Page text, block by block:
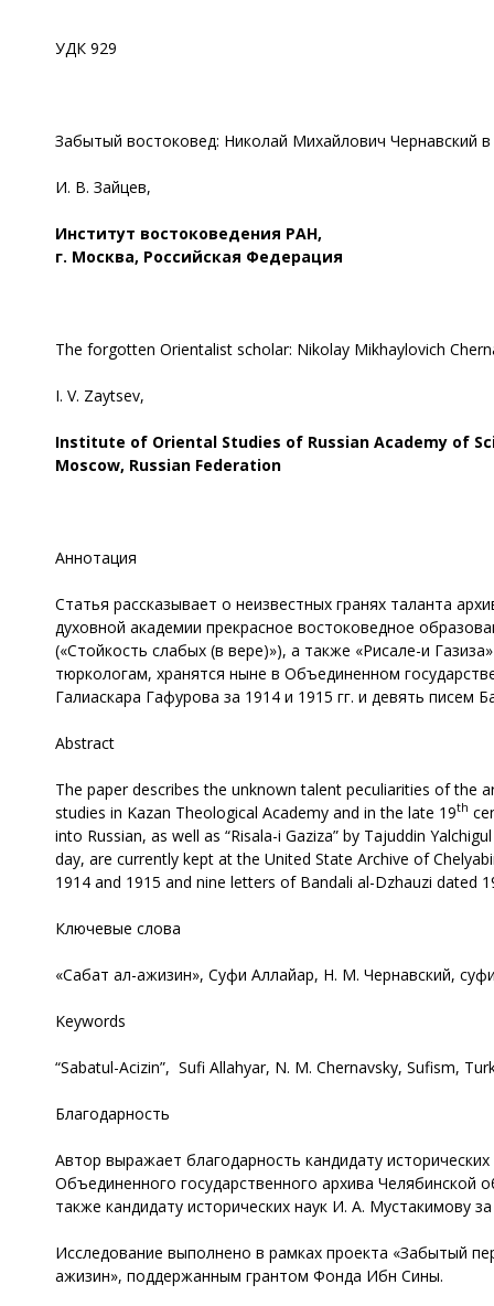
УДК 929
Забытый востоковед: Николай Михайлович Чернавский
И. В. Зайцев,
Институт востоковедения РАН,
г. Москва, Российская Федерация
The forgotten Orientalist scholar: Nikolay Mikhaylovich
I. V. Zaytsev,
Institute of Oriental Studies of Russian Academy of
Moscow, Russian Federation
Аннотация
Статья рассказывает о неизвестных гранях таланта
духовной академии прекрасное востоковедное
(«Стойкость слабых (в вере)»), а также «Рисале-и
тюркологам, хранятся ныне в Объединенном
Галиаскара Гафурова за 1914 и 1915 гг. и девять писем
Abstract
The paper describes the unknown talent peculiarities of the
studies in Kazan Theological Academy and in the late 19th
into Russian, as well as “Risala-i Gaziza” by Tajuddin
day, are currently kept at the United State Archive of
1914 and 1915 and nine letters of Bandali al-Dzhauzi dated
Ключевые слова
«Сабат ал-ажизин», Суфи Аллайар, Н. М. Чернавский,
Keywords
“Sabatul-Acizin”, Sufi Allahyar, N. M. Chernavsky, Sufism,
Благодарность
Автор выражает благодарность кандидату
Объединенного государственного архива
также кандидату исторических наук И. А. Мустакимову
Исследование выполнено в рамках проекта «Забытый
ажизин», поддержанным грантом Фонда Ибн Сины.